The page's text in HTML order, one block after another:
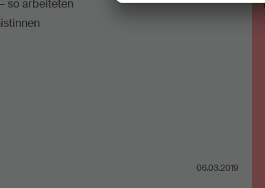
06.03.2019